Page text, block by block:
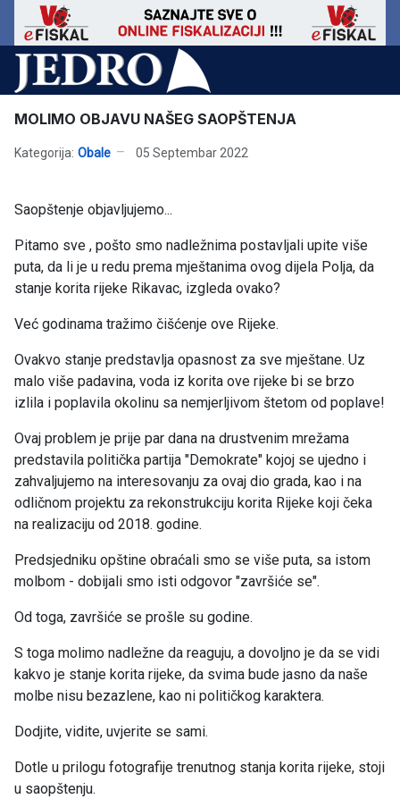
MOLIMO OBJAVU NAŠEG SAOPŠTENJA
Kategorija: Obale 05 Septembar 2022
Saopštenje objavljujemo...
Pitamo sve , pošto smo nadležnima postavljali upite više
puta, da li je u redu prema mještanima ovog dijela Polja, da
stanje korita rijeke Rikavac, izgleda ovako?
Već godinama tražimo čišćenje ove Rijeke.
Ovakvo stanje predstavlja opasnost za sve mještane. Uz
malo više padavina, voda iz korita ove rijeke bi se brzo
izlila i poplavila okolinu sa nemjerljivom štetom od poplave!
Ovaj problem je prije par dana na drustvenim mrežama
predstavila politička partija "Demokrate" kojoj se ujedno i
zahvaljujemo na interesovanju za ovaj dio grada, kao i na
odličnom projektu za rekonstrukciju korita Rijeke koji čeka
na realizaciju od 2018. godine.
Predsjedniku opštine obraćali smo se više puta, sa istom
molbom - dobijali smo isti odgovor "završiće se".
Od toga, završiće se prošle su godine.
S toga molimo nadležne da reaguju, a dovoljno je da se vidi
kakvo je stanje korita rijeke, da svima bude jasno da naše
molbe nisu bezazlene, kao ni političkog karaktera.
Dodjite, vidite, uvjerite se sami.
Dotle u prilogu fotografije trenutnog stanja korita rijeke, stoji
u saopštenju.